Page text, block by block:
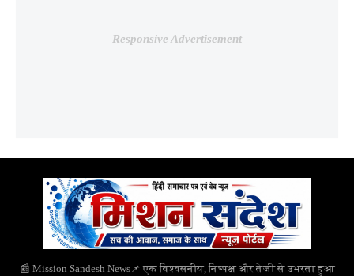
Responsive Advertisement
📰 Mission Sandesh News📌 एक विश्वसनीय, निष्पक्ष और तेजी से उभरता हुआ